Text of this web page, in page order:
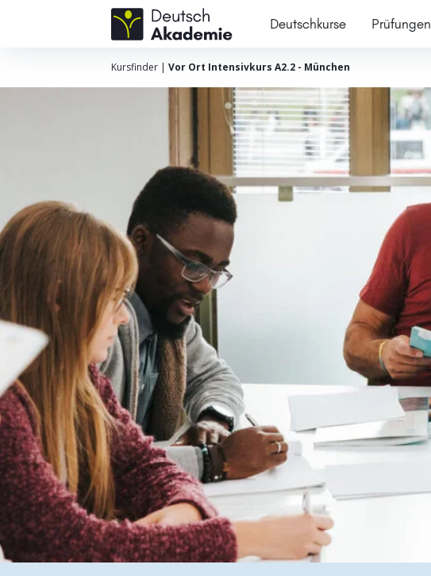
Deutschkurse Prüfungen
Kursfinder| Vor Ort Intensivkurs A2.2 - München